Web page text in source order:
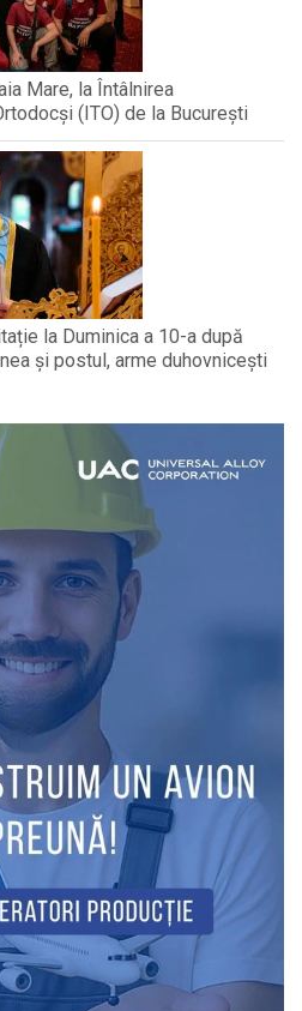
Mare, la Întâlnirea
(ITO) de la București
la Duminica a 10-a după
și postul, arme duhovnicești